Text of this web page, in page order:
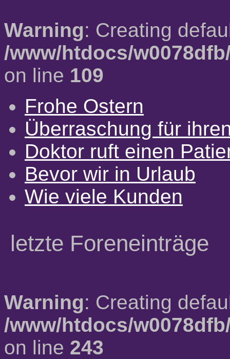
Warning: Creating
/www/htdocs/
on line 109
Frohe Ostern
Überraschung für
Doktor ruft einen
Bevor wir in Urlaub
Wie viele Kunden
letzte Foreneinträge
Warning: Creating
/www/htdocs/
on line 243